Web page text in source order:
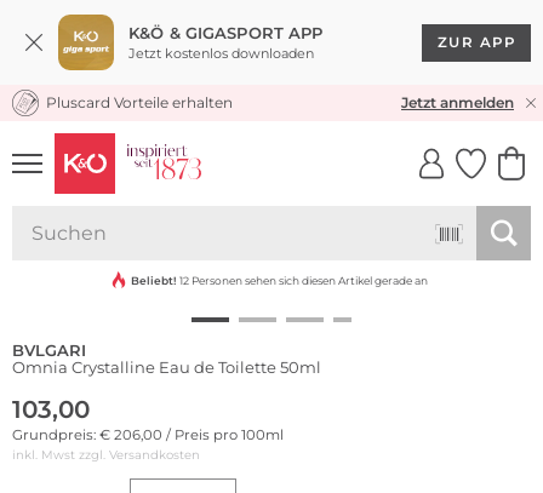
K&Ö & GIGASPORT APP
Jetzt kostenlos downloaden
ZUR APP
KOSTENLOSER VERSAND* & RÜCKVERSAND
Pluscard Vorteile erhalten Jetzt anmelden
UNSERE APP
CLICK &
Beliebt! 12 Personen sehen sich diesen Artikel gerade an
BVLGARI
Omnia Crystalline Eau de Toilette 50ml
103,00
Grundpreis: € 206,00 / Preis pro 100ml
inkl. Mwst zzgl. Versandkosten